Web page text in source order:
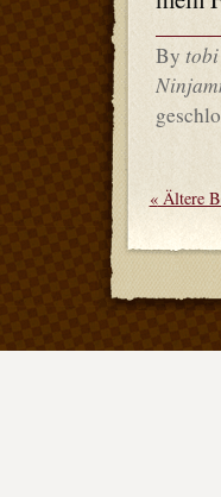
By tobi
«Ältere